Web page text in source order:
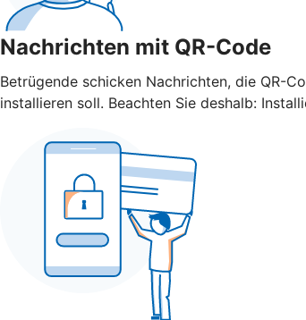
Nachrichten mit QR-Code
Betrügende schicken Nachrichten, die QR-
installieren soll. Beachten Sie deshalb: